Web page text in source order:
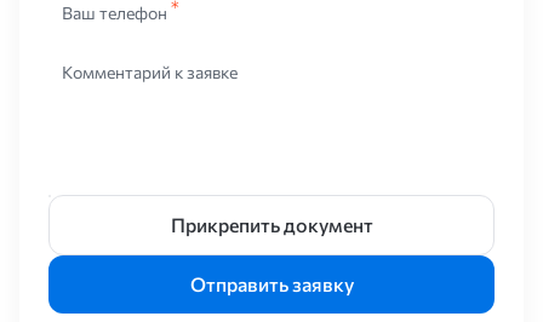
покрытия и оцинкованные исполнения. Для уличных
зоне шва. Для внутренних работ допускается «чёрная» труба с
последующей окраской или без неё, если конструкция закрыта.
геометрии, а толщина металла задаёт несущую способность,
устойчивость к смятию, качество резьбовых соединений.
Тонкий металл удобен в лёгких каркасах, но хуже держит
нагрузку от болтов. Более толстый металл допускает
усиленный крепёж и повышает ресурс узла.
Ваш телефон
Комментарий к заявке
Прикрепить документ
Отправить заявку